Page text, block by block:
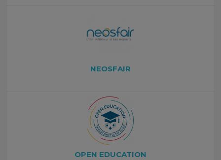
NEOSFAIR
OPEN EDUCATION